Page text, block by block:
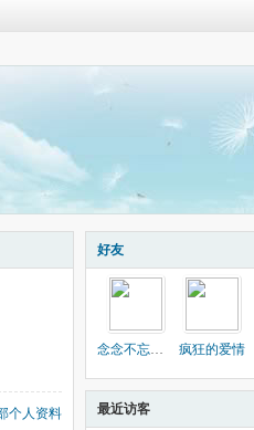
个人资料
好友
念念不忘，一生 疯狂的爱情
最近访客